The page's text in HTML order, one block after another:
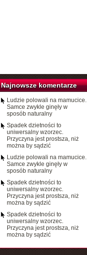
Najnowsze komentarze
Ludzie polowali na mamucice.
Samce zwykle ginęły w
sposób naturalny
Spadek dzietności to
uniwersalny wzorzec.
Przyczyna jest prostsza, niż
można by sądzić
Ludzie polowali na mamucice.
Samce zwykle ginęły w
sposób naturalny
Spadek dzietności to
uniwersalny wzorzec.
Przyczyna jest prostsza, niż
można by sądzić
Spadek dzietności to
uniwersalny wzorzec.
Przyczyna jest prostsza, niż
można by sądzić